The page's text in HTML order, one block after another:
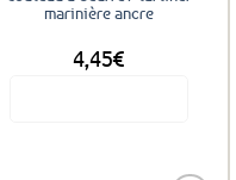
marinière ancre
4,45€